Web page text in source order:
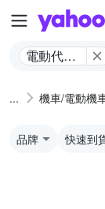
電動代步
椅 機車/電動機
品牌 快速到